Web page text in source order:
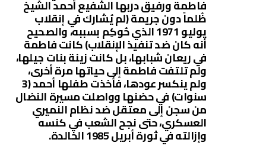
فاطمة ورفيق دربها الشفيع أحمد الشيخ
ظُلماً دون جريمة (لم يُشارك في إنقلاب
يوليو 1971 الذي حُوكِم بسببه، والصحيح
أنه كان ضد تنفيذ الإنقلاب) كانت فاطمة
في ريعان شبابها، بل كانت زينة بنات جيلها،
ولم تلتفت فاطمة إلى حياتها مرة أخرى،
ولم ينكسر عودها، فأخذت طفلها أحمد (3
سنوات) في حضنها وواصلت مسيرة النضال
من سجن إلى معتقل ضد نظام النميري
العسكري، حتى نجح الشعب في كنسه
وإزالته في ثورة أبريل 1985 الخالدة.